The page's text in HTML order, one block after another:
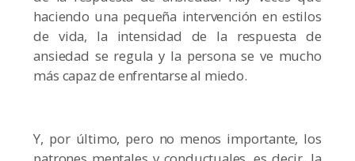
haciendo una pequeña intervención en estilos
de vida, la intensidad de la respuesta de
ansiedad se regula y la persona se ve mucho
más capaz de enfrentarse al miedo.
Y, por último, pero no menos importante, los